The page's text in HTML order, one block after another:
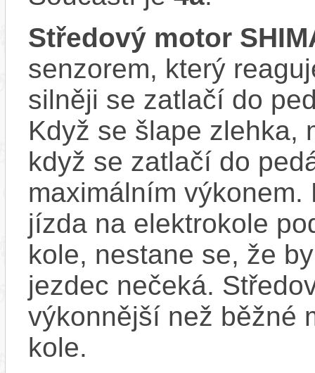
Středový motor
senzorem, který
silněji se zatlačí do
Když se šlape zlehka,
když se zatlačí do
maximálním
jízda na elektrokole
kole, nestane se, že
jezdec nečeká.
výkonnější než běžné
kole.